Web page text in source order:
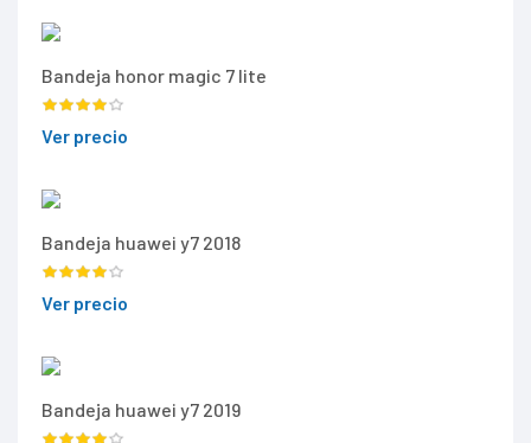
Bandeja honor magic 7 lite
Ver precio
Bandeja huawei y7 2018
Ver precio
Bandeja huawei y7 2019